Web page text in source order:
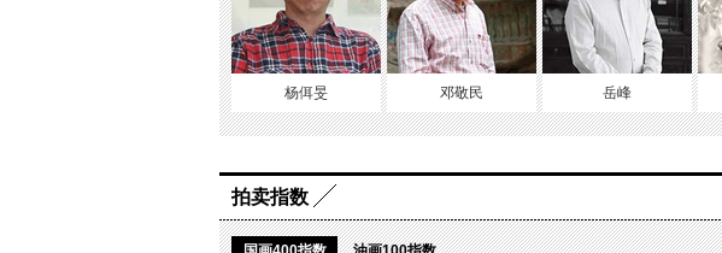
杨佴旻 邓敬民 岳峰
拍卖指数